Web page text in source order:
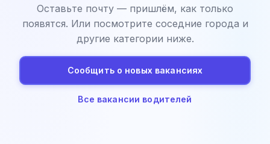
Оставьте почту — пришлём, как только
появятся. Или посмотрите соседние города и
другие категории ниже.
Сообщить о новых вакансиях
Все вакансии водителей